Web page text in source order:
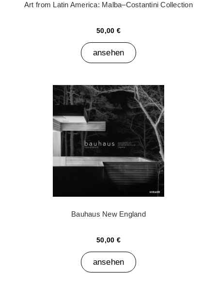
Art from Latin America: Malba–Costantini Collection
50,00 €
ansehen
Bauhaus New England
50,00 €
ansehen